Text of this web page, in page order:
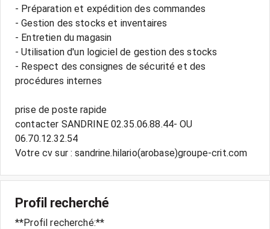
- Préparation et expédition des commandes
- Gestion des stocks et inventaires
- Entretien du magasin
- Utilisation d'un logiciel de gestion des stocks
- Respect des consignes de sécurité et des
procédures internes
prise de poste rapide
contacter SANDRINE 02.35.06.88.44- OU
06.70.12.32.54
Profil recherché
**Profil recherché:**